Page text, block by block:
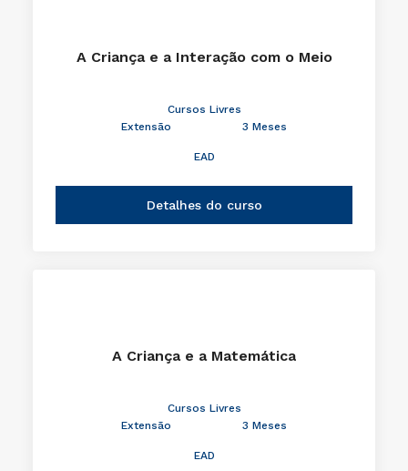
A Criança e a Interação com o Meio
Cursos Livres
Extensão
3 Meses
EAD
Detalhes do curso
A Criança e a Matemática
Cursos Livres
Extensão
3 Meses
EAD